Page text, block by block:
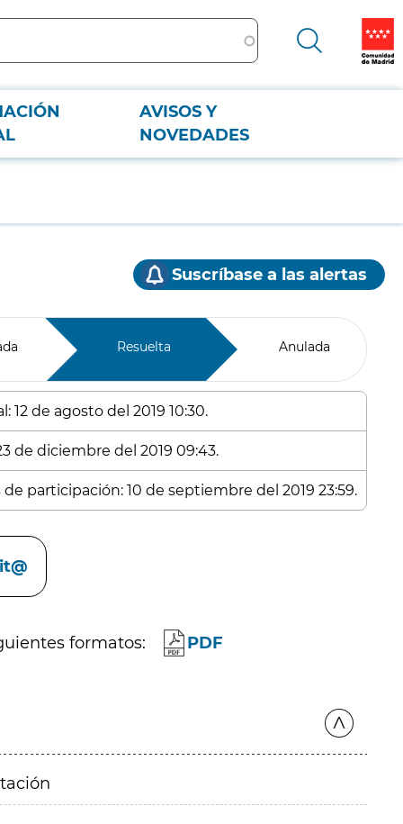
AVISOS Y
NOVEDADES
Suscríbase a las alertas
Resuelta Anulada
de agosto del 2019 10:30.
de diciembre del 2019 09:43.
participación: 10 de septiembre del 2019 23:59.
formatos: PDF